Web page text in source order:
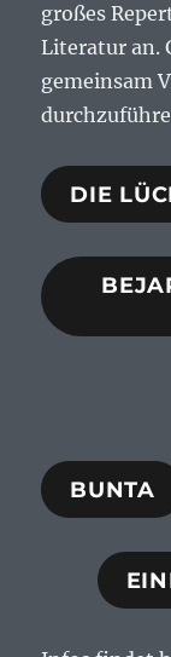
großes
Literatur an.
gemeinsam
DIE
BUNTA